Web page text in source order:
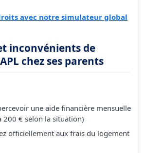
avec notre simulateur global
inconvénients de
chez ses parents
une aide financière mensuelle
200 € selon la situation)
officiellement aux frais du logement